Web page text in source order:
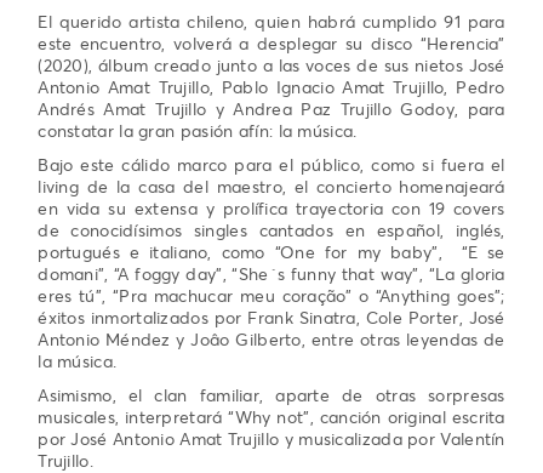
El querido artista chileno, quien habrá cumplido 91 para
este encuentro, volverá a desplegar su disco “Herencia”
(2020), álbum creado junto a las voces de sus nietos José
Antonio Amat Trujillo, Pablo Ignacio Amat Trujillo, Pedro
Andrés Amat Trujillo y Andrea Paz Trujillo Godoy, para
constatar la gran pasión afín: la música.
Bajo este cálido marco para el público, como si fuera el
living de la casa del maestro, el concierto homenajeará
en vida su extensa y prolífica trayectoria con 19 covers
de conocidísimos singles cantados en español, inglés,
portugués e italiano, como “One for my baby”, “E se
domani”, “A foggy day”, “She´s funny that way”, “La gloria
eres tú”, “Pra machucar meu coração” o “Anything goes”;
éxitos inmortalizados por Frank Sinatra, Cole Porter, José
Antonio Méndez y Joâo Gilberto, entre otras leyendas de
la música.
Asimismo, el clan familiar, aparte de otras sorpresas
musicales, interpretará “Why not”, canción original escrita
por José Antonio Amat Trujillo y musicalizada por Valentín
Trujillo.